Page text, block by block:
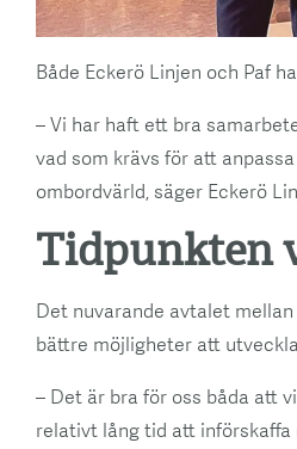
Både Eckerö Linjen och Paf
– Vi har haft ett bra
vad som krävs för att
ombordvärld, säger Eckerö
Tidpunkten
Det nuvarande avtalet
bättre möjligheter att
– Det är bra för oss båda att
relativt lång tid att